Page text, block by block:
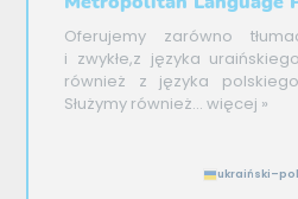
Oferujemy zarówno
i zwykłe,z języka
również z języka
Służymy również... więcej »